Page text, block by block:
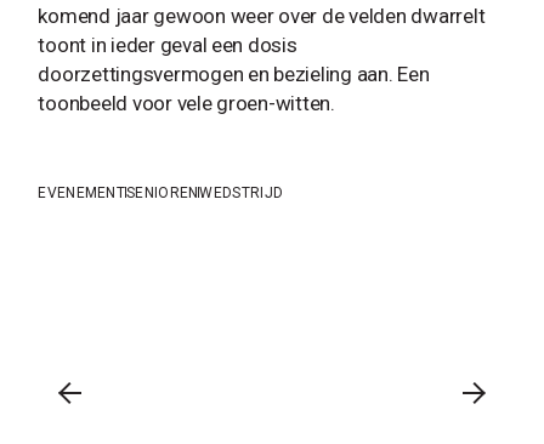
komend jaar gewoon weer over de velden dwarrelt
toont in ieder geval een dosis
doorzettingsvermogen en bezieling aan. Een
toonbeeld voor vele groen-witten.
EVENEMENTSENIOREN WEDSTRIJD